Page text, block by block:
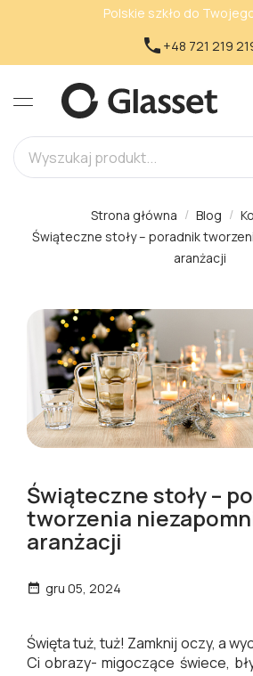
Polskie szkło do
 +48 721 219
Strona główna Blog
Świąteczne stoły – poradnik
aranżacji
Świąteczne stoły –
tworzenia
aranżacji
 gru 05, 2024
Święta tuż, tuż! Zamknij oczy, a
Ci obrazy- migoczące świece,